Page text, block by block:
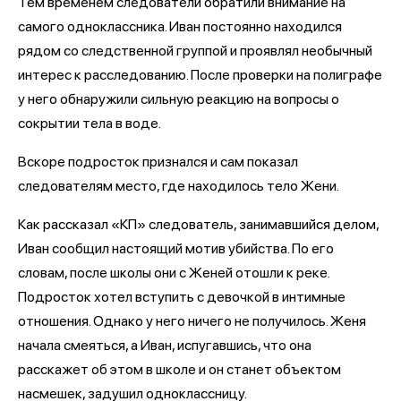
самого одноклассника. Иван постоянно находился
рядом со следственной группой и проявлял необычный
интерес к расследованию. После проверки на полиграфе
у него обнаружили сильную реакцию на вопросы о
сокрытии тела в воде.
Вскоре подросток признался и сам показал
следователям место, где находилось тело Жени.
Как рассказал «КП» следователь, занимавшийся делом,
Иван сообщил настоящий мотив убийства. По его
словам, после школы они с Женей отошли к реке.
Подросток хотел вступить с девочкой в интимные
отношения. Однако у него ничего не получилось. Женя
начала смеяться, а Иван, испугавшись, что она
расскажет об этом в школе и он станет объектом
насмешек, задушил одноклассницу.